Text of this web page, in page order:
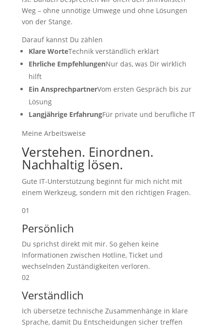
Weg – ohne unnötige Umwege und ohne Lösungen
von der Stange.
Darauf kannst Du zählen
Klare WorteTechnik verständlich erklärt
Ehrliche EmpfehlungenNur das, was Dir wirklich
hilft
Ein AnsprechpartnerVom ersten Gespräch bis zur
Lösung
Langjährige ErfahrungFür private und berufliche IT
Meine Arbeitsweise
Verstehen. Einordnen.
Nachhaltig lösen.
Gute IT-Unterstützung beginnt für mich nicht mit
einem Werkzeug, sondern mit den richtigen Fragen.
01
Persönlich
Du sprichst direkt mit mir. So gehen keine
Informationen zwischen Hotline, Ticket und
wechselnden Zuständigkeiten verloren.
02
Verständlich
Ich übersetze technische Zusammenhänge in klare
Sprache, damit Du Entscheidungen sicher treffen